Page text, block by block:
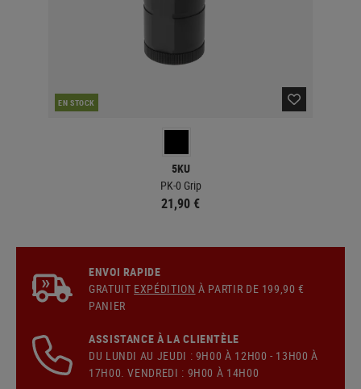
EN STOCK
5KU
PK-0 Grip
21,90 €
ENVOI RAPIDE
GRATUIT EXPÉDITION À PARTIR DE 199,90 €
PANIER
ASSISTANCE À LA CLIENTÈLE
DU LUNDI AU JEUDI : 9H00 À 12H00 - 13H00 À
17H00. VENDREDI : 9H00 À 14H00